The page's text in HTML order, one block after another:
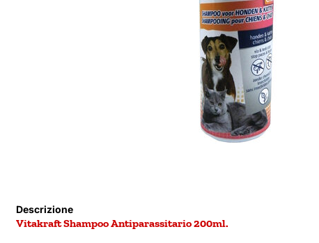
Descrizione
Vitakraft Shampoo Antiparassitario 200ml.